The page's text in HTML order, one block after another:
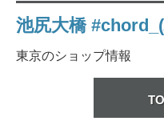
池尻大橋
東京のショップ情報